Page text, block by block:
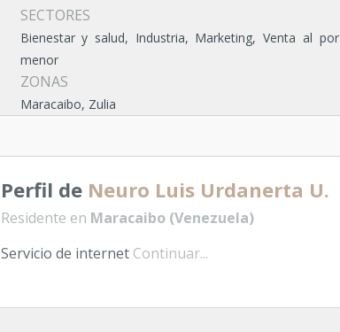
SECTORES
Bienestar y salud, Industria, Marketing, Venta al por
menor
ZONAS
Maracaibo, Zulia
Perfil de Neuro Luis Urdanerta U.
Residente en Maracaibo (Venezuela)
Servicio de internet Continuar...